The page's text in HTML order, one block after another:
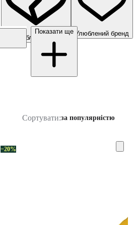
Улюблений бренд
Неулюблений бренд
Показати ще
Сортувати:за популярністю
−20%